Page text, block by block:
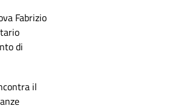
Fabrizio
di
il